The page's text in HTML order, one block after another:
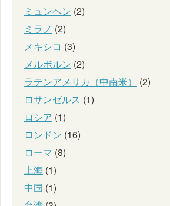
ミュンヘン (2)
ミラノ (2)
メキシコ (3)
メルボルン (2)
ラテンアメリカ（中南米）
(2)
ロサンゼルス (1)
ロシア (1)
ロンドン (16)
ローマ (8)
上海 (1)
中国 (1)